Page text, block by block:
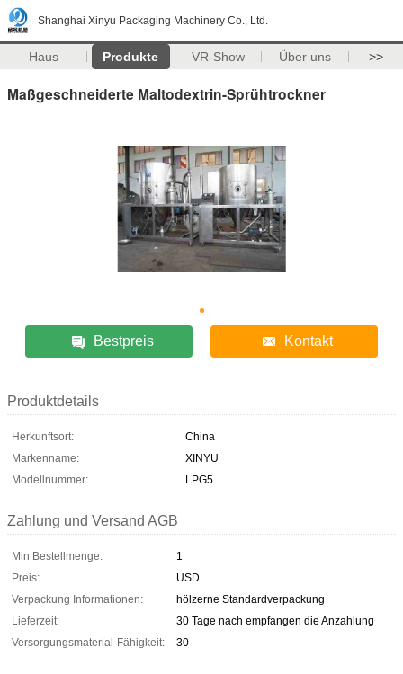
Shanghai Xinyu Packaging Machinery Co., Ltd.
Haus Produkte VR-Show Über uns >>
Maßgeschneiderte Maltodextrin-Sprühtrockner
Bestpreis Kontakt
Produktdetails
Herkunftsort:
China
Markenname:
XINYU
Modellnummer:
LPG5
Zahlung und Versand AGB
Min Bestellmenge:
1
Preis:
USD
Verpackung Informationen:
hölzerne Standardverpackung
Lieferzeit:
30 Tage nach empfangen die Anzahlung
Versorgungsmaterial-Fähigkeit:
30